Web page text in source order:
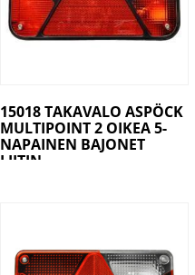
15018 TAKAVALO ASPÖCK
MULTIPOINT 2 OIKEA 5-
NAPAINEN BAJONET
LIITIN